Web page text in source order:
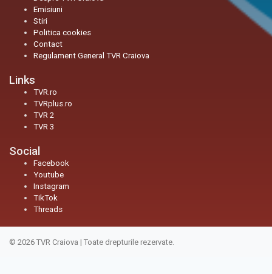
Emisiuni
Stiri
Politica cookies
Contact
Regulament General TVR Craiova
Links
TVR.ro
TVRplus.ro
TVR 2
TVR 3
Social
Facebook
Youtube
Instagram
TikTok
Threads
© 2026 TVR Craiova | Toate drepturile rezervate.